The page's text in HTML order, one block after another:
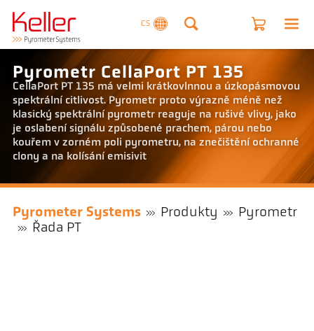
CS
Pyrometr CellaPort PT 135
CellaPort PT 135 má velmi krátkovlnnou a úzkopásmovou
spektrální citlivost. Pyrometr proto výrazně méně než
klasický spektrální pyrometr reaguje na rušivé vlivy, jako
je oslabení signálu způsobené prachem, párou nebo
kouřem v zorném poli pyrometru, na znečištění ochranné
clony a na kolísání emisivit
Pyrometer Systems Produkty
Pyrometr
Řada PT